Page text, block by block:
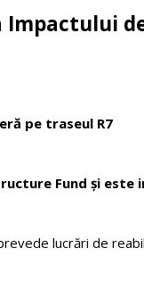
pe traseul R7
Fund și este
lucrări de